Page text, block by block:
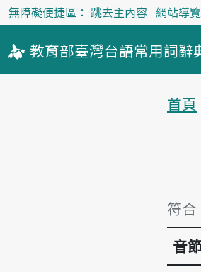
無障礙便捷區： 跳去主內容 網站導覽
教育部臺灣台語常用詞辭
首頁
符
音